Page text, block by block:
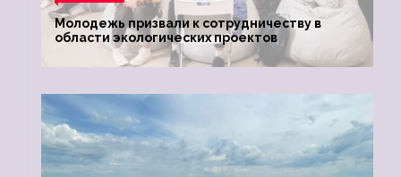
Молодежь призвали к сотрудничеству в
области экологических проектов